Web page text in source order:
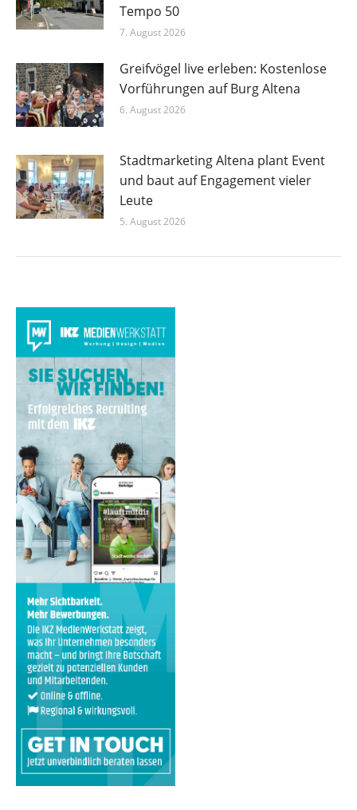
Tempo 50
7. August 2026
Greifvögel live erleben: Kostenlose
Vorführungen auf Burg Altena
6. August 2026
Stadtmarketing Altena plant Event
und baut auf Engagement vieler
Leute
5. August 2026